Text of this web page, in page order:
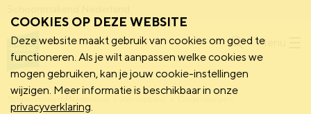
Menu
Schoonmakend Nederland
COOKIES OP DEZE WEBSITE
Deze website maakt gebruik van cookies om goed te
functioneren. Als je wilt aanpassen welke cookies we
mogen gebruiken, kan je jouw cookie-instellingen
wijzigen. Meer informatie is beschikbaar in onze
privacyverklaring.